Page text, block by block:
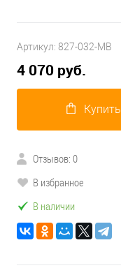
Артикул: 827-032-MB
4 070 руб.
Купить
Отзывов: 0
В избранное
В наличии